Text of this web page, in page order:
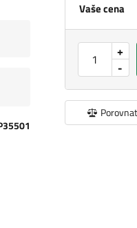
Vaše cena
-
+
Porovnat